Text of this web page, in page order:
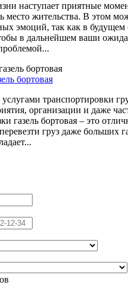
наступает приятные
место жительства. В этом
эмоций, так как в будущем
в дальнейшем ваши
бортовая
транспортировки
организации и даже
газель бортовая – это
груз даже больших